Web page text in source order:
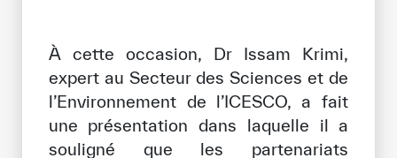
Droit d’auteur
Clause de non-responsabilité
À cette occasion, Dr Issam Krimi,
expert au Secteur des Sciences et de
l’Environnement de l’ICESCO, a fait
une présentation dans laquelle il a
souligné que les partenariats